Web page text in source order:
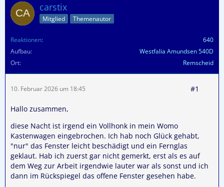
carstix
Mitglied Themenautor
Reaktionen
640
Aufbau
Westfalia Amundsen 540D
Ort
Remscheid
10. Februar 2026 um 18:45 #1
Hallo zusammen,
diese Nacht ist irgend ein Vollhonk in mein Womo
Kastenwagen eingebrochen. Ich hab noch Glück gehabt,
"nur" das Fenster leicht beschädigt und ein Fernglas
geklaut. Hab ich zuerst gar nicht gemerkt, erst als es auf
dem Weg zur Arbeit irgendwie lauter war als sonst und ich
dann im Rückspiegel das offene Fenster gesehen habe.